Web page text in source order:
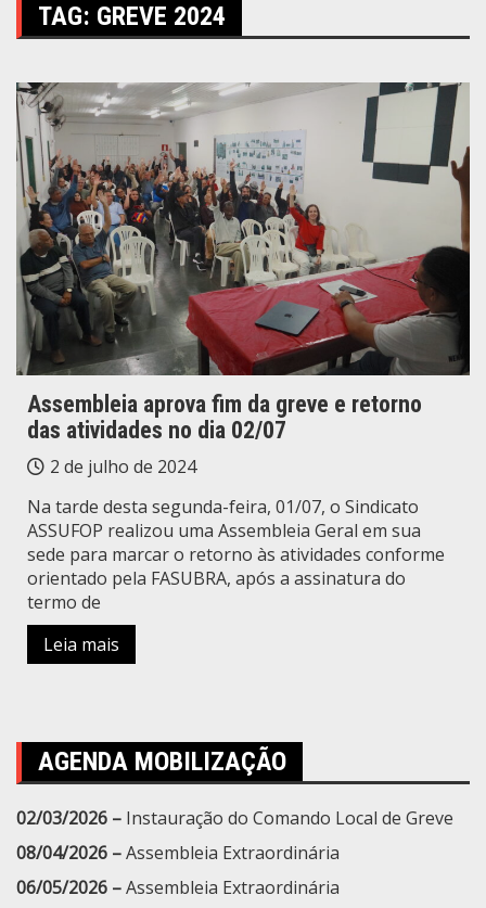
TAG: GREVE 2024
Assembleia aprova fim da greve e retorno
das atividades no dia 02/07
2 de julho de 2024
Na tarde desta segunda-feira, 01/07, o Sindicato
ASSUFOP realizou uma Assembleia Geral em sua
sede para marcar o retorno às atividades conforme
orientado pela FASUBRA, após a assinatura do
termo de
Leia mais
AGENDA MOBILIZAÇÃO
02/03/2026 – Instauração do Comando Local de Greve
08/04/2026 –Assembleia Extraordinária
06/05/2026 –Assembleia Extraordinária